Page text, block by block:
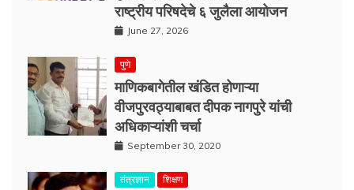
राष्ट्रीय परिषदेचे ६ जुलैला आयोजन
June 27, 2026
पुणे
माणिकबागेतील खंडित होणाऱ्या
वीजपुरवठ्याबाबत दीपक नागपुरे यांची
अधिकाऱ्यांशी चर्चा
September 30, 2020
तंत्रज्ञान शिक्षण